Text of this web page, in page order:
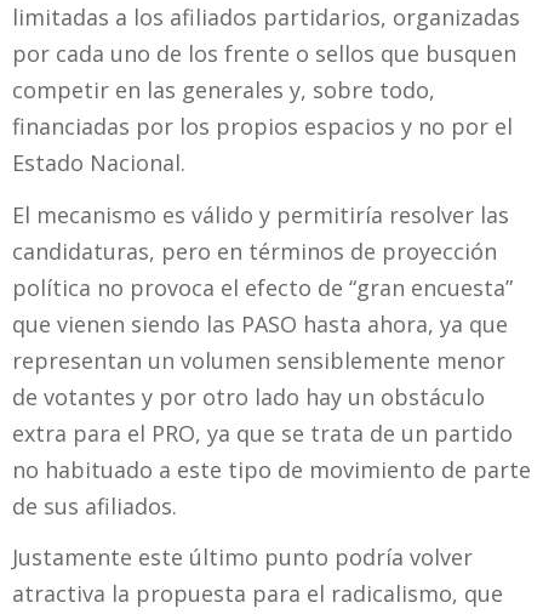
limitadas a los afiliados partidarios, organizadas
por cada uno de los frente o sellos que busquen
competir en las generales y, sobre todo,
financiadas por los propios espacios y no por el
Estado Nacional.
El mecanismo es válido y permitiría resolver las
candidaturas, pero en términos de proyección
política no provoca el efecto de “gran encuesta”
que vienen siendo las PASO hasta ahora, ya que
representan un volumen sensiblemente menor
de votantes y por otro lado hay un obstáculo
extra para el PRO, ya que se trata de un partido
no habituado a este tipo de movimiento de parte
de sus afiliados.
Justamente este último punto podría volver
atractiva la propuesta para el radicalismo, que